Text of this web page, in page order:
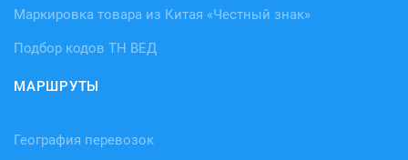
Маркировка товара из Китая «Честный знак»
Подбор кодов ТН ВЕД
МАРШРУТЫ
География перевозок